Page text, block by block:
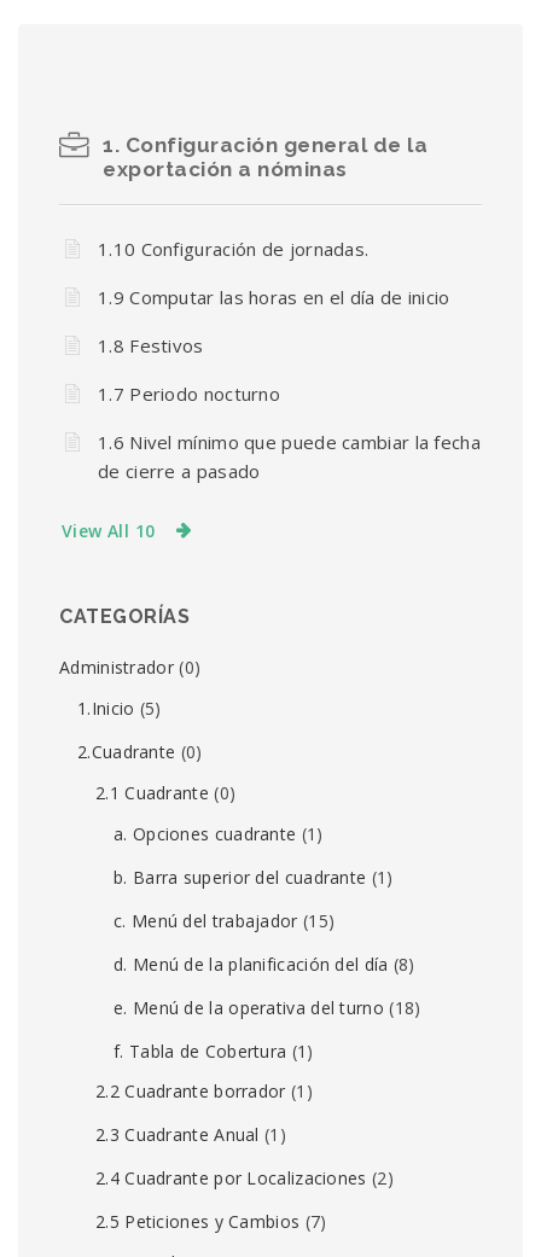
1. Configuración general de la
exportación a nóminas
1.10 Configuración de jornadas.
1.9 Computar las horas en el día de inicio
1.8 Festivos
1.7 Periodo nocturno
1.6 Nivel mínimo que puede cambiar la fecha
de cierre a pasado
View All 10
CATEGORÍAS
Administrador(0)
1.Inicio (5)
2.Cuadrante (0)
2.1 Cuadrante (0)
a. Opciones cuadrante (1)
b. Barra superior del cuadrante (1)
c. Menú del trabajador (15)
d. Menú de la planificación del día (8)
e. Menú de la operativa del turno (18)
f. Tabla de Cobertura (1)
2.2 Cuadrante borrador (1)
2.3 Cuadrante Anual (1)
2.4 Cuadrante por Localizaciones (2)
2.5 Peticiones y Cambios (7)